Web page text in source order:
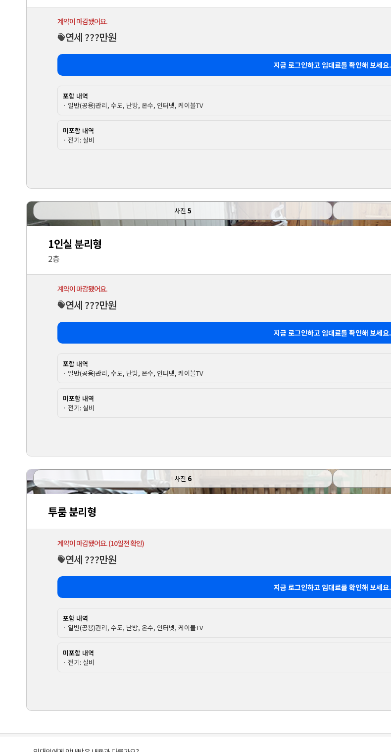
계약이 마감됐어요.
연세 ???만원
지금 로그인하고 임대료를 확인해 보세요.
포함 내역
· 일반(공용)관리, 수도, 난방, 온수, 인터넷, 케이블TV
미포함 내역
· 전기: 실비
사진 5
1인실 분리형
2층
계약이 마감됐어요.
연세 ???만원
지금 로그인하고 임대료를 확인해 보세요.
포함 내역
· 일반(공용)관리, 수도, 난방, 온수, 인터넷, 케이블TV
미포함 내역
· 전기: 실비
사진 6
투룸 분리형
계약이 마감됐어요. (10일전 확인)
연세 ???만원
지금 로그인하고 임대료를 확인해 보세요.
포함 내역
· 일반(공용)관리, 수도, 난방, 온수, 인터넷, 케이블TV
미포함 내역
· 전기: 실비